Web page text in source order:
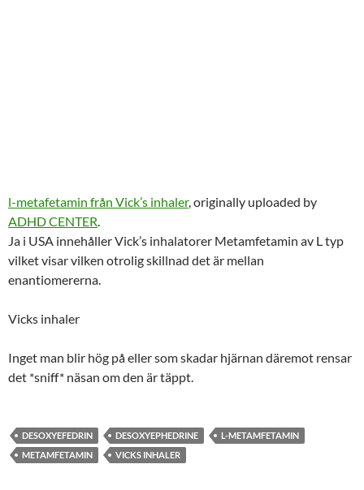
l-metafetamin från Vick’s inhaler, originally uploaded by
ADHD CENTER.
Ja i USA innehåller Vick’s inhalatorer Metamfetamin av L typ
vilket visar vilken otrolig skillnad det är mellan
enantiomererna.
Vicks inhaler
Inget man blir hög på eller som skadar hjärnan däremot rensar
det *sniff* näsan om den är täppt.
DESOXYEFEDRIN DESOXYEPHEDRINE
L-METAMFETAMIN
METAMFETAMIN
VICKS INHALER